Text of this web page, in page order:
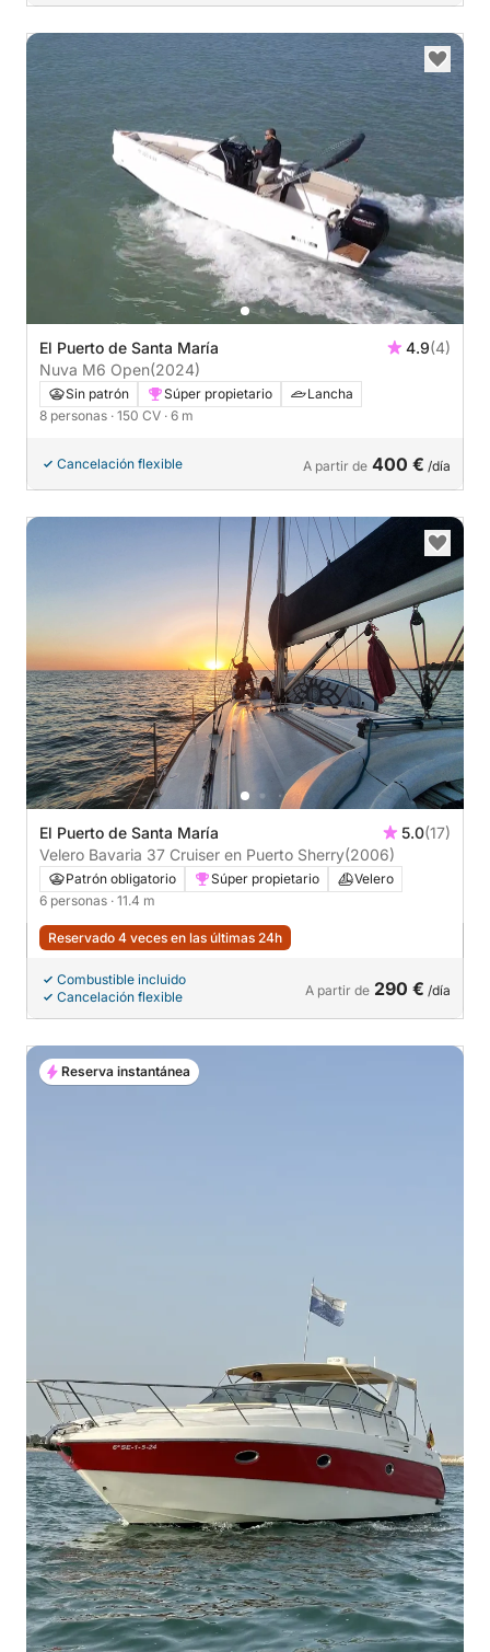
El Puerto de Santa María 4.9(4)
Nuva M6 Open(2024)
Sin patrón Súper propietario
Lancha
8 personas · 150 CV · 6 m
Cancelación flexible A partir de 400 € /día
El Puerto de Santa María 5.0(17)
Velero Bavaria 37 Cruiser en Puerto Sherry(2006)
Patrón obligatorio Súper propietario
Velero
6 personas · 11.4 m
Reservado 4 veces en las últimas 24h
Combustible incluido
Cancelación flexible
A partir de 290 € /día
Reserva instantánea